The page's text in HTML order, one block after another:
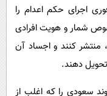
اجرای حکم اعدام را
شمار و هویت افرادی
منتشر کنند و اجساد آن
دهند.
اردیبهشت ماه نیز ۳۷ شهروند سعودی را که اغلب از